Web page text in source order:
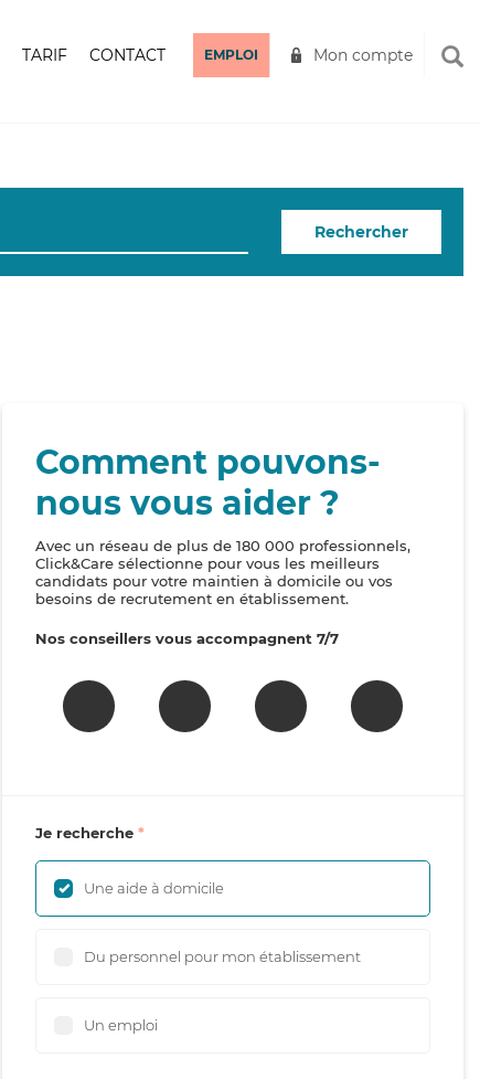
TARIF CONTACT EMPLOI Mon compte
Rechercher
Comment pouvons-
nous vous aider ?
Avec un réseau de plus de 180 000 professionnels,
Click&Care sélectionne pour vous les meilleurs
candidats pour votre maintien à domicile ou vos
besoins de recrutement en établissement.
Nos conseillers vous accompagnent 7/7
Je recherche
Une aide à domicile
Du personnel pour mon établissement
Un emploi